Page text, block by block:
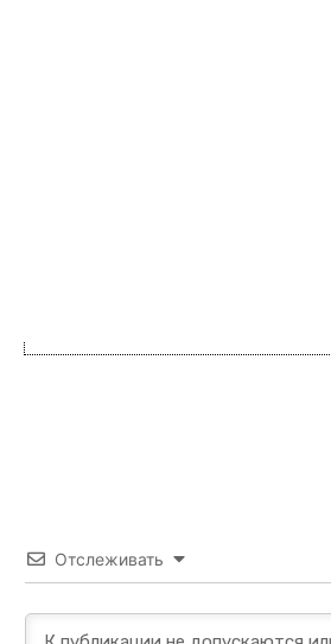
Отслеживать